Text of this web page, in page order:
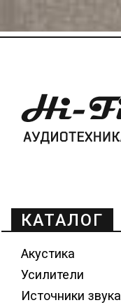
КАТАЛОГ
Акустика
Усилители
Источники звука